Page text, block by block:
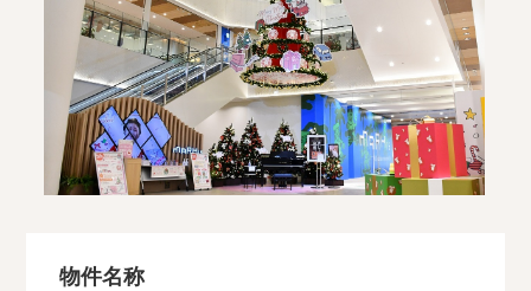
物件名称